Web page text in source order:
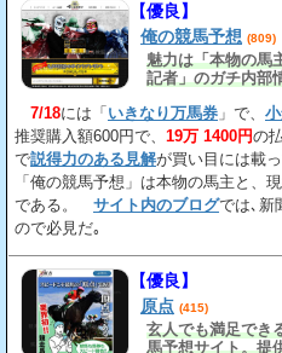
【優良】
俺の競馬予想 (809)
魅力は「本物の馬
記者」のガチ内部
7/18には「 いきなり万馬券 」で、
推奨購入額600円で、 19万 1400円の
で説得力のある見解が買い目には載っ
「俺の競馬予想」は本物の馬主と、
である。 サイト内のブログでは､新
ので必見だ｡
【優良】
原点 (415)
玄人でも満足でき
馬予想サイト。提